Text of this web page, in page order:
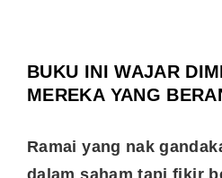
BUKU INI WAJAR
MEREKA YANG
Ramai yang nak
dalam saham tapi fikir